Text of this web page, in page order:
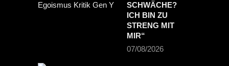
CHWÄCHE? I
CH BIN ZU S
TRENG MIT M
IR“
07/08/2026